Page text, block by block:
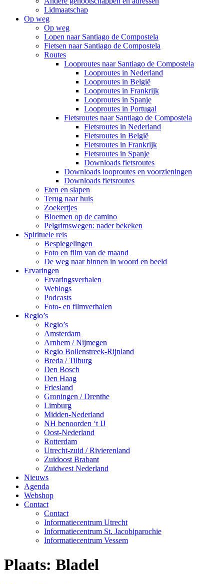
Lidmaatschap
Op weg
Op weg
Lopen naar Santiago de Compostela
Fietsen naar Santiago de Compostela
Routes
Looproutes naar Santiago de Compostela
Looproutes in Nederland
Looproutes in België
Looproutes in Frankrijk
Looproutes in Spanje
Looproutes in Portugal
Fietsroutes naar Santiago de Compostela
Fietsroutes in Nederland
Fietsroutes in België
Fietsroutes in Frankrijk
Fietsroutes in Spanje
Downloads fietsroutes
Downloads looproutes en voorzieningen
Downloads fietsroutes
Eten en slapen
Terug naar huis
Zoekertjes
Bloemen op de camino
Pelgrimswegen: nader bekeken
Spirituele reis
Bespiegelingen
Foto en film van de maand
De weg naar binnen in woord en beeld
Ervaringen
Ervaringsverhalen
Weblogs
Podcasts
Foto- en filmverhalen
Regio’s
Regio’s
Amsterdam
Arnhem / Nijmegen
Regio Bollenstreek-Rijnland
Breda / Tilburg
Den Bosch
Den Haag
Friesland
Groningen / Drenthe
Limburg
Midden-Nederland
NH benoorden ‘t IJ
Oost-Nederland
Rotterdam
Utrecht-zuid / Rivierenland
Zuidoost Brabant
Zuidwest Nederland
Nieuws
Agenda
Webshop
Contact
Contact
Informatiecentrum Utrecht
Informatiecentrum St. Jacobiparochie
Informatiecentrum Vessem
Plaats: Bladel